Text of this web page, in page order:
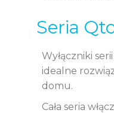
Seria
Wyłączniki serii
idealne
domu.
Cała seria